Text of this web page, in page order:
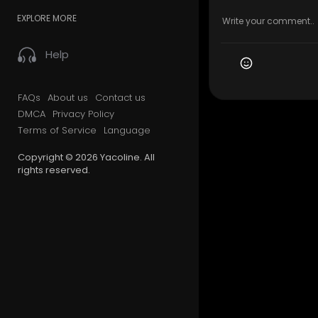
EXPLORE MORE
Help
FAQs About us
Contact us
DMCA Privacy Policy
Terms of Service
Language
Copyright © 2026 Yacoline. All
rights reserved.